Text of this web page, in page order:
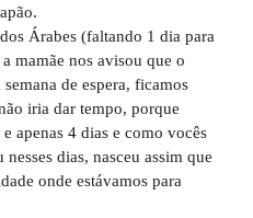
Árabes (faltando 1 dia para
mamãe nos avisou que o
de espera, ficamos
iria dar tempo, porque
apenas 4 dias e como vocês
dias, nasceu assim que
onde estávamos para